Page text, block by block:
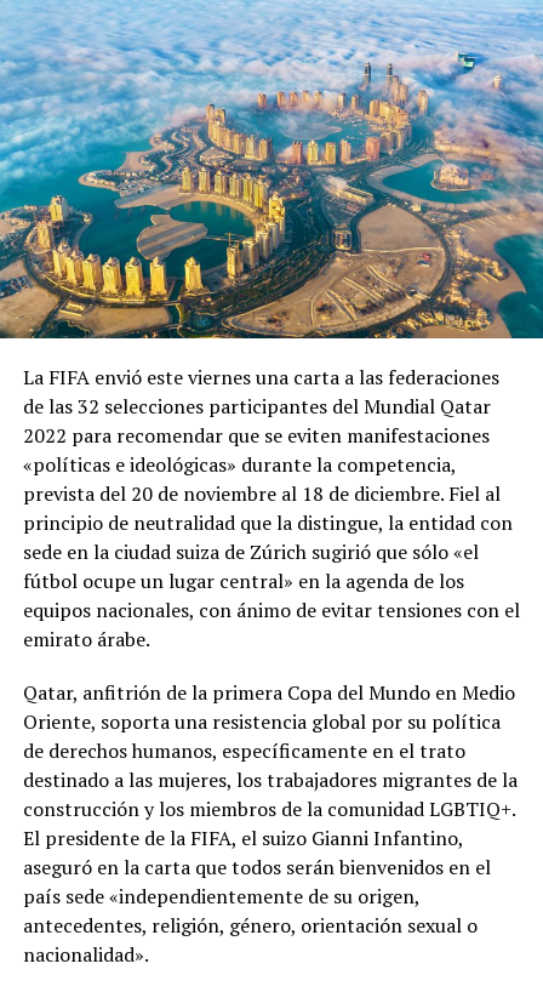
La FIFA envió este viernes una carta a las federaciones
de las 32 selecciones participantes del Mundial Qatar
2022 para recomendar que se eviten manifestaciones
«políticas e ideológicas» durante la competencia,
prevista del 20 de noviembre al 18 de diciembre. Fiel al
principio de neutralidad que la distingue, la entidad con
sede en la ciudad suiza de Zúrich sugirió que sólo «el
fútbol ocupe un lugar central» en la agenda de los
equipos nacionales, con ánimo de evitar tensiones con el
emirato árabe.
Qatar, anfitrión de la primera Copa del Mundo en Medio
Oriente, soporta una resistencia global por su política
de derechos humanos, específicamente en el trato
destinado a las mujeres, los trabajadores migrantes de la
construcción y los miembros de la comunidad LGBTIQ+.
El presidente de la FIFA, el suizo Gianni Infantino,
aseguró en la carta que todos serán bienvenidos en el
país sede «independientemente de su origen,
antecedentes, religión, género, orientación sexual o
nacionalidad».